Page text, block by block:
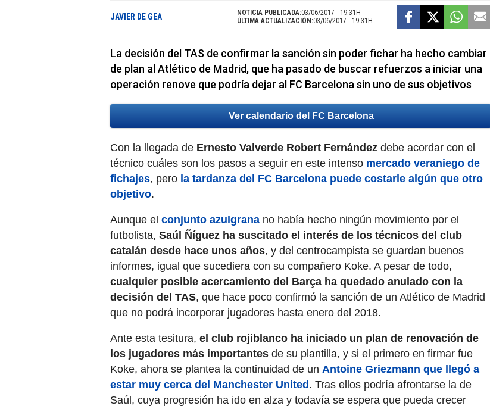
JAVIER DE GEA NOTICIA PUBLICADA:03/06/2017 - 19:31H
ÚLTIMA ACTUALIZACIÓN:03/06/2017 - 19:31H
La decisión del TAS de confirmar la sanción sin poder fichar ha hecho cambiar
de plan al Atlético de Madrid, que ha pasado de buscar refuerzos a iniciar una
operación renove que podría dejar al FC Barcelona sin uno de sus objetivos
Ver calendario del FC Barcelona
Con la llegada de Ernesto Valverde Robert Fernández debe acordar con el
técnico cuáles son los pasos a seguir en este intenso mercado veraniego de
fichajes, pero la tardanza del FC Barcelona puede costarle algún que otro
objetivo.
Aunque el conjunto azulgrana no había hecho ningún movimiento por el
futbolista, Saúl Ñíguez ha suscitado el interés de los técnicos del club
catalán desde hace unos años, y del centrocampista se guardan buenos
informes, igual que sucediera con su compañero Koke. A pesar de todo,
cualquier posible acercamiento del Barça ha quedado anulado con la
decisión del TAS, que hace poco confirmó la sanción de un Atlético de Madrid
que no podrá incorporar jugadores hasta enero del 2018.
Ante esta tesitura, el club rojiblanco ha iniciado un plan de renovación de
los jugadores más importantes de su plantilla, y si el primero en firmar fue
Koke, ahora se plantea la continuidad de un Antoine Griezmann que llegó a
estar muy cerca del Manchester United . Tras ellos podría afrontarse la de
Saúl, cuya progresión ha ido en alza y todavía se espera que pueda crecer